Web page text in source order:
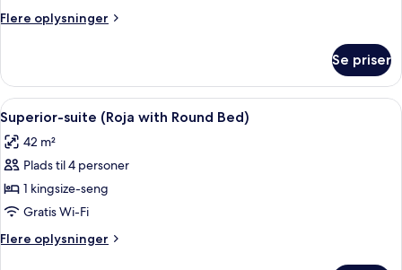
kingsize-
Flere oplysninger
Flere
suite
1
kingsize-
seng
(Sensaciones)
Se priser
Indlæs
alle
billeder
af
Superior-
suite
(Roja
with
Superior-suite (Roja with Round
5
Superior-suite (Roja with Round Bed)
42 m²
Plads til 4 personer
1 kingsize-seng
Gratis Wi-Fi
Flere oplysninger
Flere